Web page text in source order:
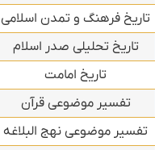
تاریخ فرهنگ و تمدن اسلامی
تاریخ تحلیلی صدر اسلام
تاریخ امامت
تفسیر موضوعی قرآن
تفسیر موضوعی نهج البلاغه